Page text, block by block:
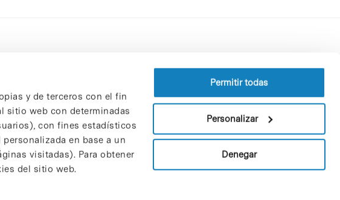
y de terceros con el fin
sitio web con determinadas
con fines estadísticos
en base a un
visitadas). Para obtener
del sitio web.
Permitir todas
Personalizar
Denegar
Perfil del contratante
Política de privacidad
Aviso Legal
Política de cookies
Patrones y patrocinadores
Bolsa de trabajo
Contacto